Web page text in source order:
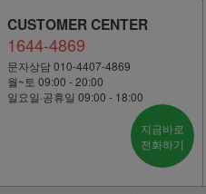
CUSTOMER CENTER
1644-4869
문자상담 010-4407-4869
월~토 09:00 - 20:00
일요일·공휴일 09:00 - 18:00
지금바로
전화하기